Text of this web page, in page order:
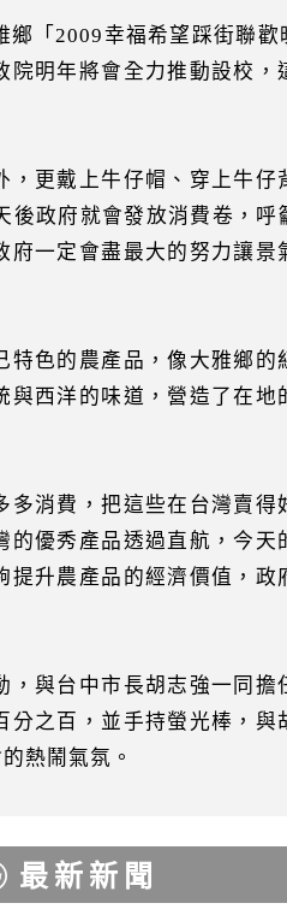
「2009幸福希望踩街聯
明年將會全力推動設校，
更戴上牛仔帽、穿上牛仔
政府就會發放消費卷，呼
一定會盡最大的努力讓
色的農產品，像大雅鄉的
西洋的味道，營造了在地
消費，把這些在台灣賣得
優秀產品透過直航，今天
升農產品的經濟價值，政
與台中市長胡志強一同擔
之百，並手持螢光棒，與
熱鬧氣氛。
最新新聞